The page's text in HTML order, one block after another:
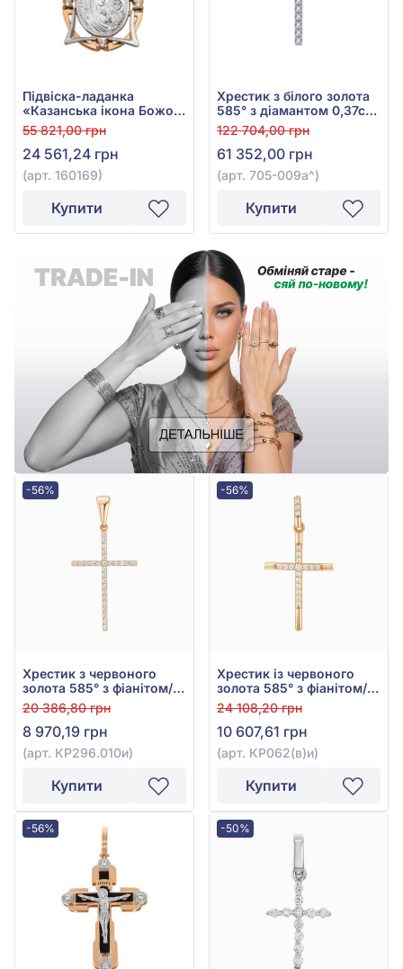
Підвіска-ладанка
«Казанська ікона Божої
Матері» з червоно-
білого золота 585° з
фіанітами, арт. 160169
55 821,00 грн
24 561,24 грн
(арт. 160169)
Купити
Хрестик з білого золота
585° з діамантом 0,37ct,
арт. 705-009а
122 704,00 грн
61 352,00 грн
(арт. 705-009а^)
Купити
-56%
Хрестик з червоного
золота 585° з фіанітом/
куб.цирконієм, арт.
КР296.010и
20 386,80 грн
8 970,19 грн
(арт. КР296.010и)
Купити
-56%
Хрестик із червоного
золота 585° з фіанітом/
куб.цирконієм, арт.
КР062(в)и
24 108,20 грн
10 607,61 грн
(арт. КР062(в)и)
Купити
-56% -50%